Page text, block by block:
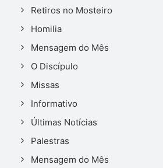
Retiros no Mosteiro
Homilia
Mensagem do Mês
O Discípulo
Missas
Informativo
Últimas Notícias
Palestras
Mensagem do Mês